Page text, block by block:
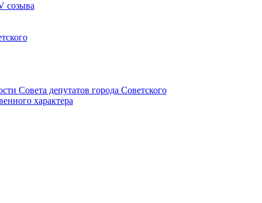
созыва
Совета депутатов города Советского
характера